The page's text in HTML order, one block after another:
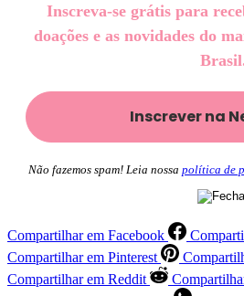
Inscreva-se grátis para
doações e as novidades do
Não fazemos spam! Leia nossa política de
Compartilhar em Facebook
Compartilhar em Pinterest
Compartilhar em Reddit